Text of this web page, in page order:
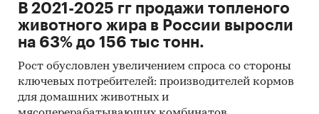
В 2021-2025 гг продажи топленого
животного жира в России выросли
на 63% до 156 тыс тонн.
Рост обусловлен увеличением спроса со стороны
ключевых потребителей: производителей кормов
для домашних животных и